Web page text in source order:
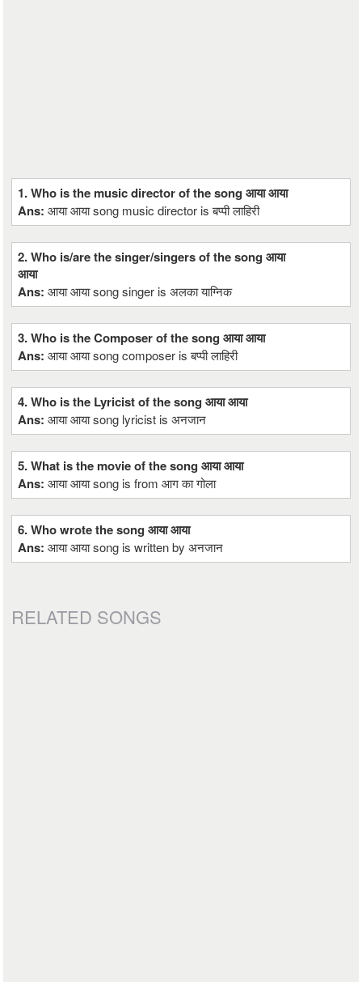
1. Who is the music director of the song आया आया
Ans:आया आया song music director is बप्पी लाहिरी
2. Who is/are the singer/singers of the song आया
आया
Ans:आया आया song singer is अलका याग्निक
3. Who is the Composer of the song आया आया
Ans:आया आया song composer is बप्पी लाहिरी
4. Who is the Lyricist of the song आया आया
Ans:आया आया song lyricist is अनजान
5. What is the movie of the song आया आया
Ans:आया आया song is from आग का गोला
6. Who wrote the song आया आया
Ans:आया आया song is written by अनजान
RELATED SONGS